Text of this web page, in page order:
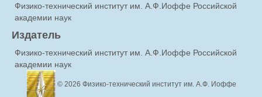
Физико-технический институт им. А.Ф.Иоффе Российской
академии наук
Издатель
Физико-технический институт им. А.Ф.Иоффе Российской
академии наук
© 2026 Физико-технический институт им. А.Ф. Иоффе